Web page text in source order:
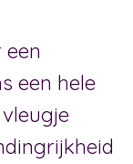
een hele